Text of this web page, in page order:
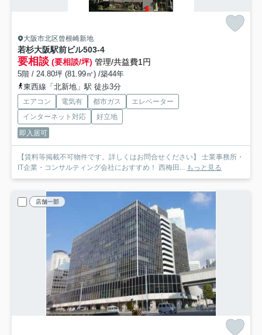
大阪市北区曾根崎新地
若杉大阪駅前ビル503-4
要相談 (要相談/坪) 管理/共益費1円
5階 / 24.80坪 (81.99㎡) /築44年
東西線「北新地」駅 徒歩3分
エアコン 電気有 都市ガス
エレベーター
インターネット対応
好立地
即入居可
【賃料等掲載不可物件です。詳しくはお問合せください】 士業事務所・
IT企業・コンサルティング会社におすすめ！ 西梅田...
もっと見る
店舗一部